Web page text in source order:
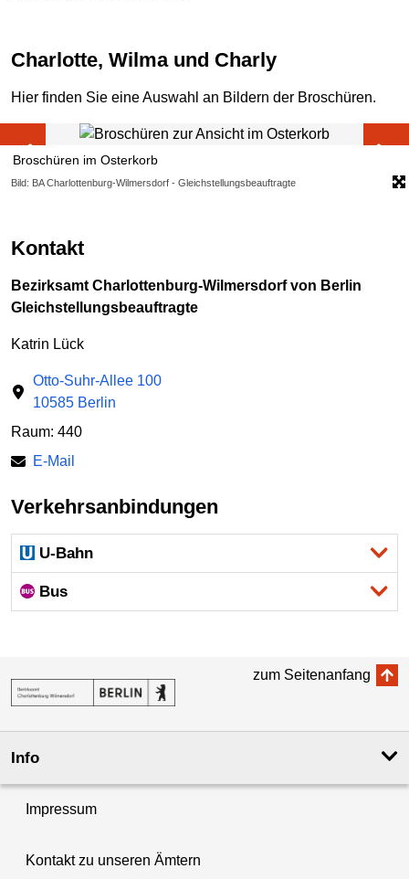
Charlotte, Wilma und Charly
Hier finden Sie eine Auswahl an Bildern der Broschüren.
Broschüren im Osterkorb
Bild: BA Charlottenburg-Wilmersdorf - Gleichstellungsbeauftragte
Kontakt
Bezirksamt Charlottenburg-Wilmersdorf von Berlin
Gleichstellungsbeauftragte
Katrin Lück
Otto-Suhr-Allee 100
10585 Berlin
Raum: 440
E-Mail
Verkehrsanbindungen
U-Bahn
Bus
zum Seitenanfang
Info
Impressum
Kontakt zu unseren Ämtern